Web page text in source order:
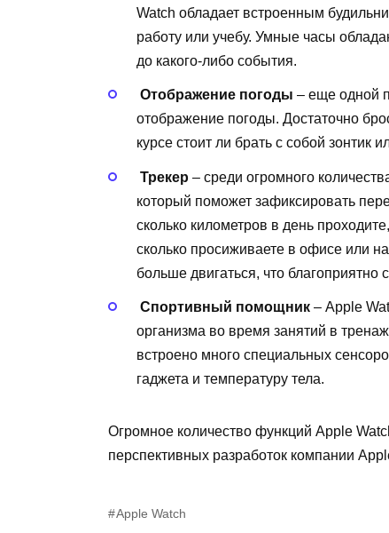
Watch обладает встроенным
работу или учебу. Умные часы
до какого-либо события.
Отображение погоды – еще одной
отображение погоды. Достаточно
курсе стоит ли брать с собой зонтик
Трекер – среди огромного
который поможет зафиксировать
сколько километров в день
сколько просиживаете в офисе или
больше двигаться, что благоприятно
Спортивный помощник – Apple
организма во время занятий в
встроено много специальных
гаджета и температуру тела.
Огромное количество функций Apple
перспективных разработок компании
Apple Watch